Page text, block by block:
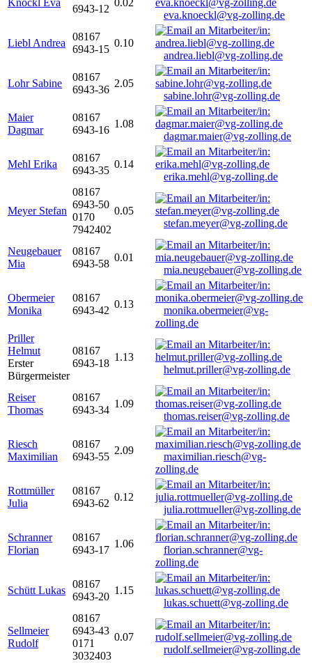
Knöckl Eva
6943-12
0.02
eva.knoeckl@vg-zolling.de
Liebl Andrea
08167
6943-15
0.10
andrea.liebl@vg-zolling.de
Lohr Sabine
08167
6943-36
2.05
sabine.lohr@vg-zolling.de
Maier
Dagmar
08167
6943-16
1.08
dagmar.maier@vg-zolling.de
Mehl Erika
08167
6943-35
0.14
erika.mehl@vg-zolling.de
Meyer Stefan
08167
6943-50
0170
7942402
0.05
stefan.meyer@vg-zolling.de
Neugebauer
Mia
08167
6943-58
0.01
mia.neugebauer@vg-zolling.de
Obermeier
Monika
08167
6943-42
0.13
monika.obermeier@vg-
zolling.de
Priller
Helmut
Erster
Bürgermeister
08167
6943-18
1.13
helmut.priller@vg-zolling.de
Reiser
Thomas
08167
6943-34
1.09
thomas.reiser@vg-zolling.de
Riesch
Maximilian
08167
6943-55
2.09
maximilian.riesch@vg-
zolling.de
Rottmüller
Julia
08167
6943-62
0.12
julia.rottmueller@vg-zolling.de
Schranner
Florian
08167
6943-17
1.06
florian.schranner@vg-
zolling.de
Schütt Lukas
08167
6943-20
1.15
lukas.schuett@vg-zolling.de
Sellmeier
Rudolf
08167
6943-43
0171
3032403
0.07
rudolf.sellmeier@vg-zolling.de